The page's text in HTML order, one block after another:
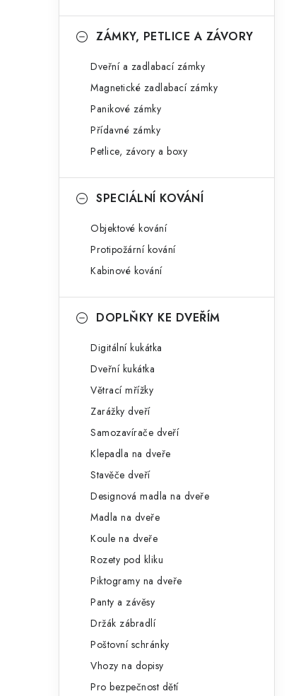
ZÁMKY, PETLICE A ZÁVORY
Dveřní a zadlabací zámky
Magnetické zadlabací zámky
Panikové zámky
Přídavné zámky
Petlice, závory a boxy
SPECIÁLNÍ KOVÁNÍ
Objektové kování
Protipožární kování
Kabinové kování
DOPLŇKY KE DVEŘÍM
Digitální kukátka
Dveřní kukátka
Větrací mřížky
Zarážky dveří
Samozavírače dveří
Klepadla na dveře
Stavěče dveří
Designová madla na dveře
Madla na dveře
Koule na dveře
Rozety pod kliku
Piktogramy na dveře
Panty a závěsy
Držák zábradlí
Poštovní schránky
Vhozy na dopisy
Pro bezpečnost dětí